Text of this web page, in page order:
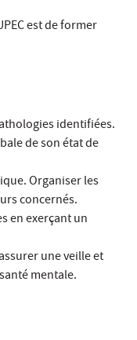
est de former
identifiées.
de son état de
Organiser les
concernés.
en exerçant un
une veille et
mentale.